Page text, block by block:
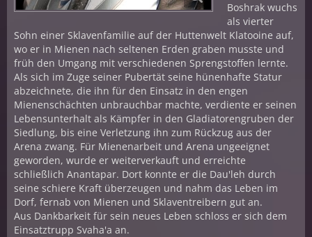
Boshrak wuchs
als vierter
Sohn einer Sklavenfamilie auf der Huttenwelt Klatooine auf,
wo er in Mienen nach seltenen Erden graben musste und
früh den Umgang mit verschiedenen Sprengstoffen lernte.
Als sich im Zuge seiner Pubertät seine hünenhafte Statur
abzeichnete, die ihn für den Einsatz in den engen
Mienenschächten unbrauchbar machte, verdiente er seinen
Lebensunterhalt als Kämpfer in den Gladiatorengruben der
Siedlung, bis eine Verletzung ihn zum Rückzug aus der
Arena zwang. Für Mienenarbeit und Arena ungeeignet
geworden, wurde er weiterverkauft und erreichte
schließlich Anantapar. Dort konnte er die Dau'leh durch
seine schiere Kraft überzeugen und nahm das Leben im
Dorf, fernab von Mienen und Sklaventreibern gut an.
Aus Dankbarkeit für sein neues Leben schloss er sich dem
Einsatztrupp Svaha'a an.